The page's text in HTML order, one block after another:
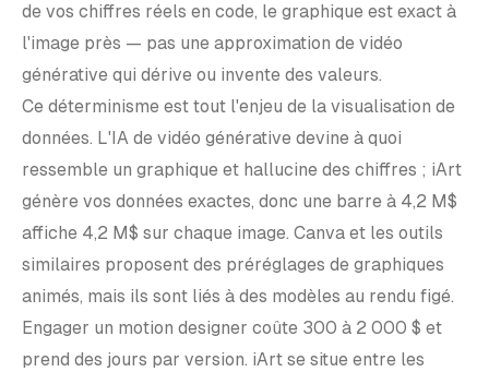
de vos chiffres réels en code, le graphique est exact à
l'image près — pas une approximation de vidéo
générative qui dérive ou invente des valeurs.
Ce déterminisme est tout l'enjeu de la visualisation de
données. L'IA de vidéo générative devine à quoi
ressemble un graphique et hallucine des chiffres ; iArt
génère vos données exactes, donc une barre à 4,2 M$
affiche 4,2 M$ sur chaque image. Canva et les outils
similaires proposent des préréglages de graphiques
animés, mais ils sont liés à des modèles au rendu figé.
Engager un motion designer coûte 300 à 2 000 $ et
prend des jours par version. iArt se situe entre les